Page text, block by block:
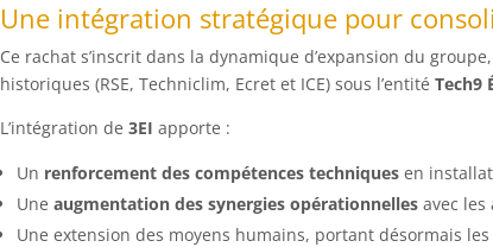
Une intégration stratégique pour
Ce rachat s’inscrit dans la dynamique d’expansion du
historiques (RSE, Techniclim, Ecret et ICE) sous l’entité Tech9
L’intégration de 3EI apporte :
Un renforcement des compétences techniquesen
Une augmentation des synergies opérationnellesavec les
Une extension des moyens humains, portant désormais